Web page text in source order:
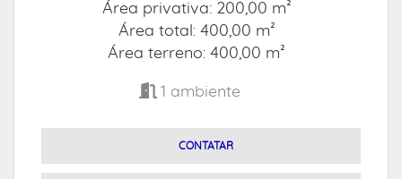
Área privativa: 200,00 m²
Área total: 400,00 m²
Área terreno: 400,00 m²
1 ambiente
CONTATAR